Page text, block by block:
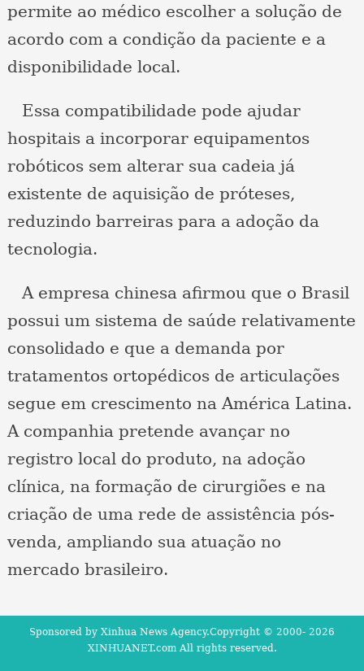
permite ao médico escolher a solução de
acordo com a condição da paciente e a
disponibilidade local.
Essa compatibilidade pode ajudar
hospitais a incorporar equipamentos
robóticos sem alterar sua cadeia já
existente de aquisição de próteses,
reduzindo barreiras para a adoção da
tecnologia.
A empresa chinesa afirmou que o Brasil
possui um sistema de saúde relativamente
consolidado e que a demanda por
tratamentos ortopédicos de articulações
segue em crescimento na América Latina.
A companhia pretende avançar no
registro local do produto, na adoção
clínica, na formação de cirurgiões e na
criação de uma rede de assistência pós-
venda, ampliando sua atuação no
mercado brasileiro.
Sponsored by Xinhua News Agency.Copyright © 2000- 2026
XINHUANET.com All rights reserved.